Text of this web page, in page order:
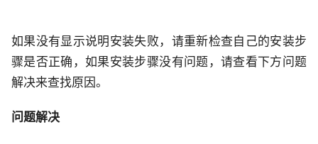
如果没有显示说明安装失败，请重新检查自己的安装步
骤是否正确，如果安装步骤没有问题，请查看下方问题
解决来查找原因。
问题解决